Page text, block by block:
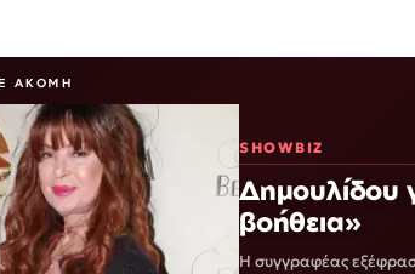
ΑΚΌΜΗ
SHOWBIZ
Δημουλίδου
βοήθεια»
Η συγγραφέας